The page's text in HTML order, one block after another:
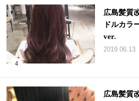
広島髪質
ドルカラ
ver.
2019.06.13
広島髪質